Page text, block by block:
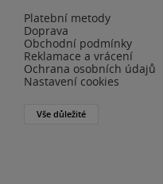
Platební metody
Doprava
Obchodní podmínky
Reklamace a vrácení
Ochrana osobních údajů
Nastavení cookies
Vše důležité